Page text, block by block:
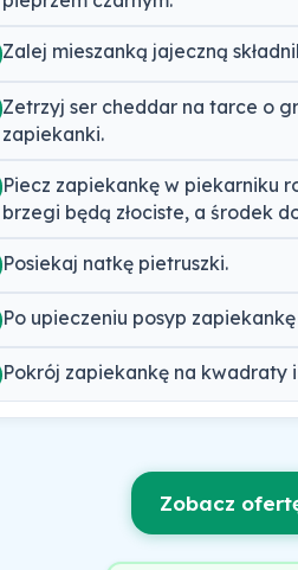
Zalej mieszanką jajeczną
Zetrzyj ser cheddar na tarce o
zapiekanki.
Piecz zapiekankę w piekarniku
brzegi będą złociste, a środek
Posiekaj natkę pietruszki.
Po upieczeniu posyp
Pokrój zapiekankę na kwadraty
Zobacz